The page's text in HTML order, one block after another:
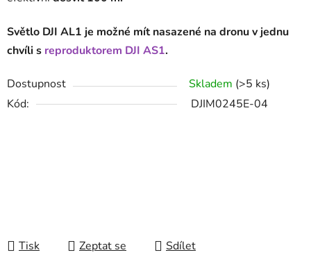
Světlo DJI AL1 je možné mít nasazené na dronu v jednu
chvíli s reproduktorem DJI AS1.
Dostupnost Skladem (>5 ks)
Kód:
DJIM0245E-04
Tisk Zeptat se Sdílet